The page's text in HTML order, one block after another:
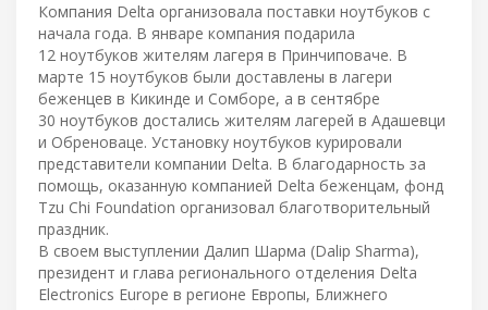
Компания Delta организовала поставки ноутбуков с
начала года. В январе компания подарила
12 ноутбуков жителям лагеря в Принчиповаче. В
марте 15 ноутбуков были доставлены в лагери
беженцев в Кикинде и Сомборе, а в сентябре
30 ноутбуков достались жителям лагерей в Адашевци
и Обреноваце. Установку ноутбуков курировали
представители компании Delta. В благодарность за
помощь, оказанную компанией Delta беженцам, фонд
Tzu Chi Foundation организовал благотворительный
праздник.
В своем выступлении Далип Шарма (Dalip Sharma),
президент и глава регионального отделения Delta
Electronics Europe в регионе Европы, Ближнего